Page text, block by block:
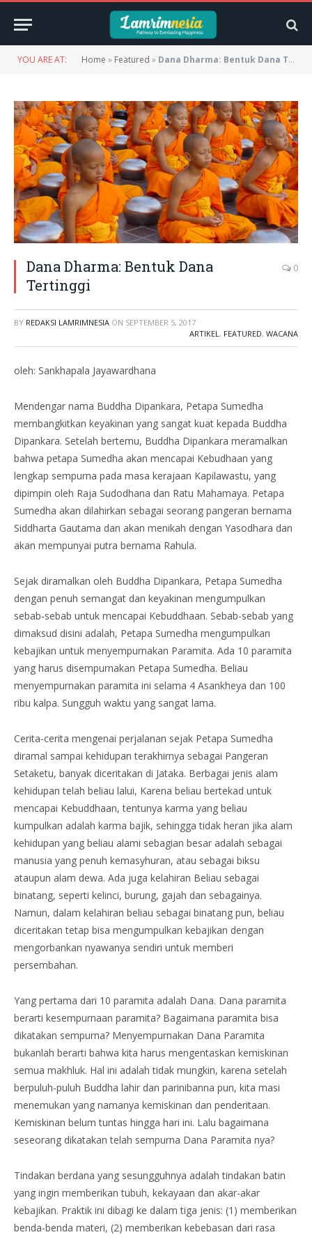
YOU ARE AT: Home » Featured » Dana Dharma: Bentuk Dana Tertinggi
Dana Dharma: Bentuk Dana
Tertinggi
0
BY REDAKSI LAMRIMNESIA ON SEPTEMBER 5, 2017
ARTIKEL, FEATURED, WACANA
oleh: Sankhapala Jayawardhana
Mendengar nama Buddha Dipankara, Petapa Sumedha
membangkitkan keyakinan yang sangat kuat kepada Buddha
Dipankara. Setelah bertemu, Buddha Dipankara meramalkan
bahwa petapa Sumedha akan mencapai Kebudhaan yang
lengkap sempurna pada masa kerajaan Kapilawastu, yang
dipimpin oleh Raja Sudodhana dan Ratu Mahamaya. Petapa
Sumedha akan dilahirkan sebagai seorang pangeran bernama
Siddharta Gautama dan akan menikah dengan Yasodhara dan
akan mempunyai putra bernama Rahula.
Sejak diramalkan oleh Buddha Dipankara, Petapa Sumedha
dengan penuh semangat dan keyakinan mengumpulkan
sebab-sebab untuk mencapai Kebuddhaan. Sebab-sebab yang
dimaksud disini adalah, Petapa Sumedha mengumpulkan
kebajikan untuk menyempurnakan Paramita. Ada 10 paramita
yang harus disempurnakan Petapa Sumedha. Beliau
menyempurnakan paramita ini selama 4 Asankheya dan 100
ribu kalpa. Sungguh waktu yang sangat lama.
Cerita-cerita mengenai perjalanan sejak Petapa Sumedha
diramal sampai kehidupan terakhirnya sebagai Pangeran
Setaketu, banyak diceritakan di Jataka. Berbagai jenis alam
kehidupan telah beliau lalui, Karena beliau bertekad untuk
mencapai Kebuddhaan, tentunya karma yang beliau
kumpulkan adalah karma bajik, sehingga tidak heran jika alam
kehidupan yang beliau alami sebagian besar adalah sebagai
manusia yang penuh kemasyhuran, atau sebagai biksu
ataupun alam dewa. Ada juga kelahiran Beliau sebagai
binatang, seperti kelinci, burung, gajah dan sebagainya.
Namun, dalam kelahiran beliau sebagai binatang pun, beliau
diceritakan tetap bisa mengumpulkan kebajikan dengan
mengorbankan nyawanya sendiri untuk memberi
persembahan.
Yang pertama dari 10 paramita adalah Dana. Dana paramita
berarti kesempurnaan paramita? Bagaimana paramita bisa
dikatakan sempurna? Menyempurnakan Dana Paramita
bukanlah berarti bahwa kita harus mengentaskan kemiskinan
semua makhluk. Hal ini adalah tidak mungkin, karena setelah
berpuluh-puluh Buddha lahir dan parinibanna pun, kita masi
menemukan yang namanya kemiskinan dan penderitaan.
Kemiskinan belum tuntas hingga hari ini. Lalu bagaimana
seseorang dikatakan telah sempurna Dana Paramita nya?
Tindakan berdana yang sesungguhnya adalah tindakan batin
yang ingin memberikan tubuh, kekayaan dan akar-akar
kebajikan. Praktik ini dibagi ke dalam tiga jenis: (1) memberikan
benda-benda materi, (2) memberikan kebebasan dari rasa